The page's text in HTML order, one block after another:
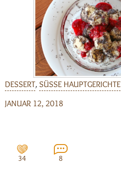
DESSERT, SÜSSE HAUPTGERICHTE
JANUAR 12, 2018
34 8